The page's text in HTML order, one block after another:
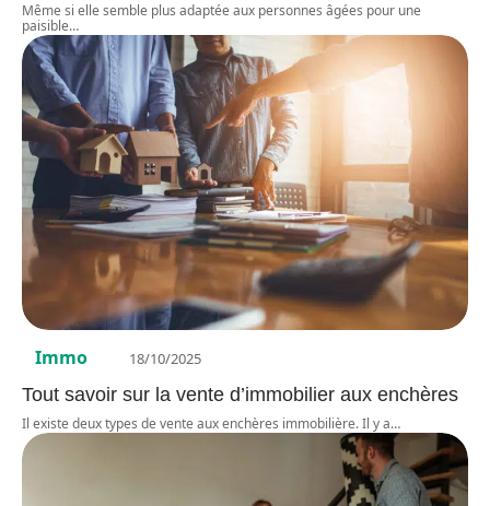
Même si elle semble plus adaptée aux personnes âgées pour une
paisible…
Immo 18/10/2025
Tout savoir sur la vente d’immobilier aux enchères
Il existe deux types de vente aux enchères immobilière. Il y a…